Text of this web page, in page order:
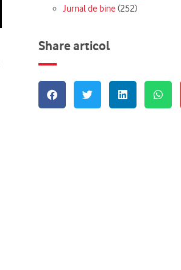
Jurnal de bine (252)
Share articol